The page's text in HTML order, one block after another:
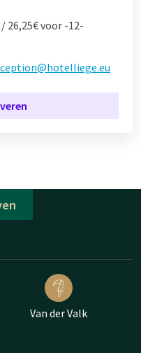
26,25€ voor -12-
Van der Valk